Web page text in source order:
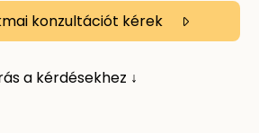
E
K
konzultációt kérek
a kérdésekhez ↓